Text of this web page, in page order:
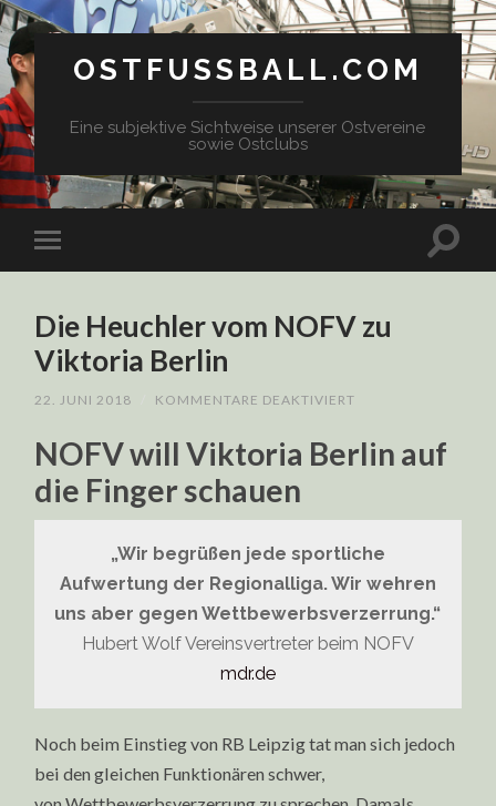
OSTFUSSBALL.COM
Eine subjektive Sichtweise unserer Ostvereine
sowie Ostclubs
Die Heuchler vom NOFV zu
Viktoria Berlin
22. JUNI 2018 KOMMENTARE DEAKTIVIERT
VOM
NOFV
NOFV will Viktoria Berlin auf
die Finger schauen
„Wir begrüßen jede sportliche
Aufwertung der Regionalliga. Wir wehren
uns aber gegen Wettbewerbsverzerrung.“
Hubert Wolf Vereinsvertreter beim NOFV
mdr.de
Noch beim Einstieg von RB Leipzig tat man sich jedoch
bei den gleichen Funktionären schwer,